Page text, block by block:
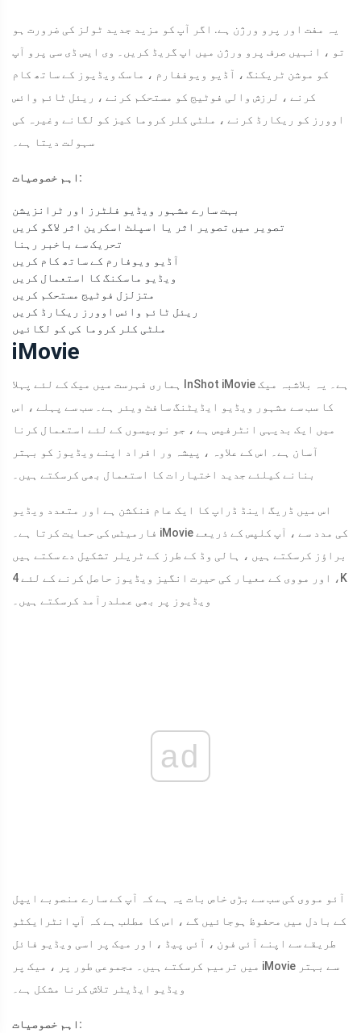
یہ مفت اور پرو ورژن ہے. اگر آپ کو مزید جدید ٹولز کی ضرورت ہو
تو ، انہیں صرف پرو ورژن میں اپ گریڈ کریں۔ وی ایس ڈی سی پرو آپ
کو موشن ٹریکنگ ، آڈیو ویوففارم ، ماسک ویڈیوز کے ساتھ کام
کرنے ، لرزش والی فوٹیج کو مستحکم کرنے ، ریئل ٹائم وائس
اوورز کو ریکارڈ کرنے ، ملٹی کلر کروما کیز کو لگانے وغیرہ کی
سہولت دیتا ہے۔
اہم خصوصیات:
بہت سارے مشہور ویڈیو فلٹرز اور ٹرانزیشن
تصویر میں تصویر اثر یا اسپلٹ اسکرین اثر لاگو کریں
تحریک سے باخبر رہنا
آڈیو ویوفارم کے ساتھ کام کریں
ویڈیو ماسکنگ کا استعمال کریں
متزلزل فوٹیج مستحکم کریں
ریئل ٹائم وائس اوورز ریکارڈ کریں
ملٹی کلر کروما کی کو لگائیں
iMovie
ہماری فہرست میں میک کے لئے پہلا InShot iMovie ہے۔ یہ بلاشبہ میک
کا سب سے مشہور ویڈیو ایڈیٹنگ سافٹ ویئر ہے۔ سب سے پہلے ، اس
میں ایک بدیہی انٹرفیس ہے ، جو نوبیسوں کے لئے استعمال کرنا
آسان ہے۔ اس کے علاوہ ، پیشہ ور افراد اپنے ویڈیوز کو بہتر
بنانے کیلئے جدید اختیارات کا استعمال بھی کرسکتے ہیں۔
اس میں ڈریگ اینڈ ڈراپ کا ایک عام فنکشن ہے اور متعدد ویڈیو
فارمیٹس کی حمایت کرتا ہے۔ iMovie کی مدد سے ، آپ کلپس کے ذریعے
براؤز کرسکتے ہیں ، ہالی وڈ کے طرز کے ٹریلر تشکیل دے سکتے ہیں
، اور مووی کے معیار کی حیرت انگیز ویڈیوز حاصل کرنے کے لئے 4K
ویڈیوز پر بھی عملدرآمد کرسکتے ہیں۔
ad
آئو مووی کی سب سے بڑی خاص بات یہ ہے کہ آپ کے سارے منصوبے ایپل
کے بادل میں محفوظ ہوجائیں گے ، اس کا مطلب ہے کہ آپ انٹرایکٹو
طریقے سے اپنے آئی فون ، آئی پیڈ ، اور میک پر اسی ویڈیو فائل
میں ترمیم کرسکتے ہیں۔ مجموعی طور پر ، میک پر iMovie سے بہتر
ویڈیو ایڈیٹر تلاش کرنا مشکل ہے۔
اہم خصوصیات: